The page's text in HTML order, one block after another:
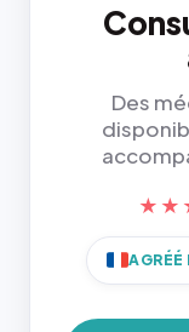
Des
AGRÉÉ